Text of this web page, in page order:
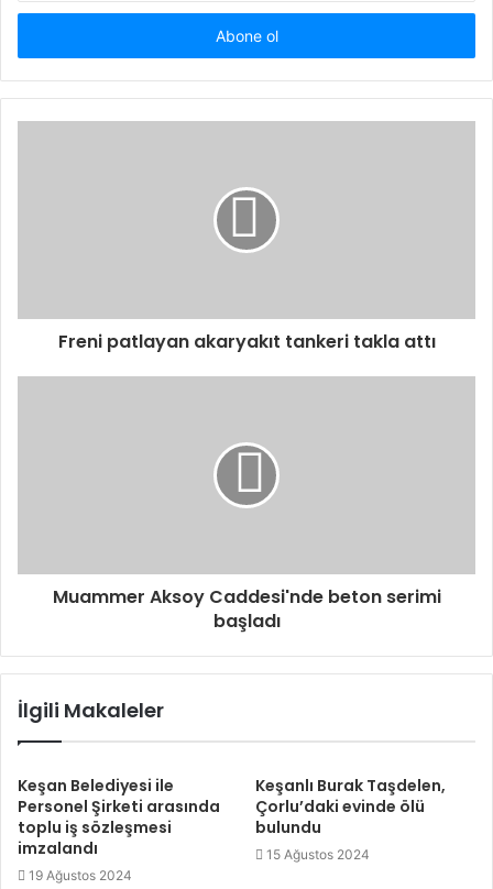
adresinizi
Freni patlayan akaryakıt tankeri takla attı
Muammer Aksoy Caddesi'nde beton serimi
başladı
İlgili Makaleler
Keşan Belediyesi ile
Personel Şirketi arasında
toplu iş sözleşmesi
imzalandı
19 Ağustos 2024
Keşanlı Burak Taşdelen,
Çorlu’daki evinde ölü
bulundu
15 Ağustos 2024